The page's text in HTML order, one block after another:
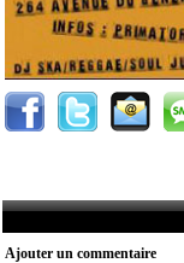
Ajouter un commentaire